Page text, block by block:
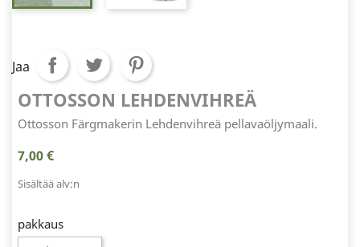
Jaa
OTTOSSON LEHDENVIHREÄ
Ottosson Färgmakerin Lehdenvihreä pellavaöljymaali.
7,00 €
Sisältää alv:n
pakkaus